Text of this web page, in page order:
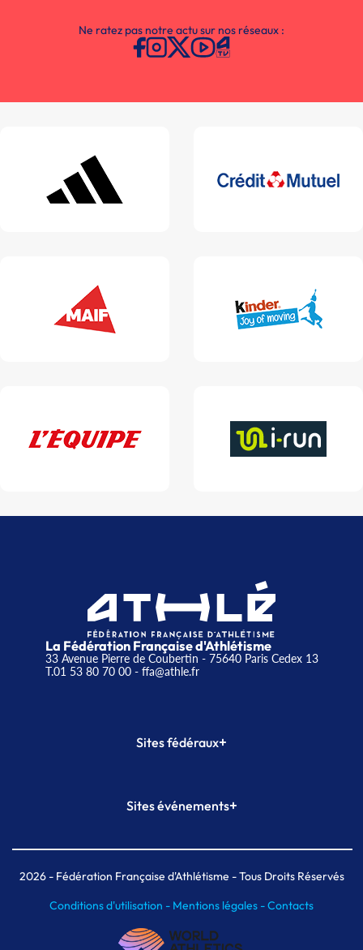
Ne ratez pas notre actu sur nos réseaux :
La Fédération Française d'Athlétisme
33 Avenue Pierre de Coubertin - 75640 Paris Cedex 13
T.01 53 80 70 00- ffa@athle.fr
Sites fédéraux+
Plateforme Formation
Sites événements+
Meeting de Paris indoor
MAIF Ekiden de Paris
2026- Fédération Française d'Athlétisme - Tous Droits Réservés
Conditions d'utilisation - Mentions légales -Contacts